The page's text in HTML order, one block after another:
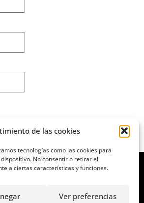
de las cookies
tecnologías como las cookies para
No consentir o retirar el
a ciertas características y funciones.
Ver preferencias